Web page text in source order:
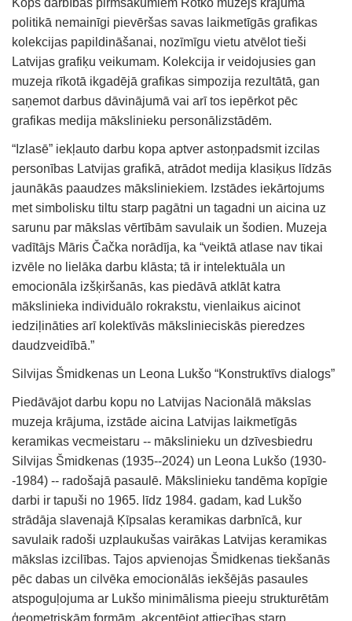
Kopš darbības pirmsākumiem Rotko muzejs krājuma
politikā nemainīgi pievēršas savas laikmetīgās grafikas
kolekcijas papildināšanai, nozīmīgu vietu atvēlot tieši
Latvijas grafiķu veikumam. Kolekcija ir veidojusies gan
muzeja rīkotā ikgadējā grafikas simpozija rezultātā, gan
saņemot darbus dāvinājumā vai arī tos iepērkot pēc
grafikas medija mākslinieku personālizstādēm.
“Izlasē” iekļauto darbu kopa aptver astoņpadsmit izcilas
personības Latvijas grafikā, atrādot medija klasiķus līdzās
jaunākās paaudzes māksliniekiem. Izstādes iekārtojums
met simbolisku tiltu starp pagātni un tagadni un aicina uz
sarunu par mākslas vērtībām savulaik un šodien. Muzeja
vadītājs Māris Čačka norādīja, ka “veiktā atlase nav tikai
izvēle no lielāka darbu klāsta; tā ir intelektuāla un
emocionāla izšķiršanās, kas piedāvā atklāt katra
mākslinieka individuālo rokrakstu, vienlaikus aicinot
iedziļināties arī kolektīvās mākslinieciskās pieredzes
daudzveidībā.”
Silvijas Šmidkenas un Leona Lukšo “Konstruktīvs dialogs”
Piedāvājot darbu kopu no Latvijas Nacionālā mākslas
muzeja krājuma, izstāde aicina Latvijas laikmetīgās
keramikas vecmeistaru -- mākslinieku un dzīvesbiedru
Silvijas Šmidkenas (1935--2024) un Leona Lukšo (1930-
-1984) -- radošajā pasaulē. Mākslinieku tandēma kopīgie
darbi ir tapuši no 1965. līdz 1984. gadam, kad Lukšo
strādāja slavenajā Ķīpsalas keramikas darbnīcā, kur
savulaik radoši uzplaukušas vairākas Latvijas keramikas
mākslas izcilības. Tajos apvienojas Šmidkenas tiekšanās
pēc dabas un cilvēka emocionālās iekšējās pasaules
atspoguļojuma ar Lukšo minimālisma pieeju strukturētām
ģeometriskām formām, akcentējot attiecības starp